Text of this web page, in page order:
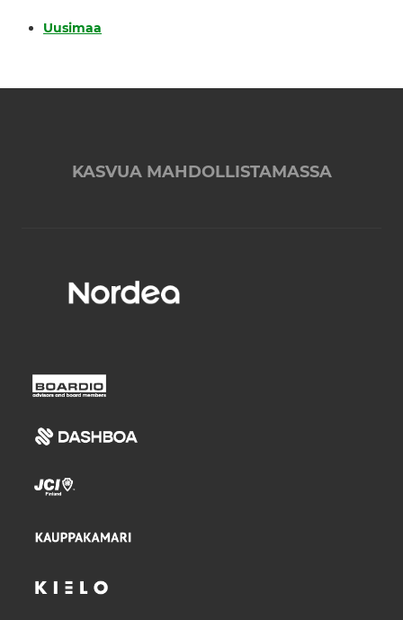
Uusimaa
KASVUA MAHDOLLISTAMASSA